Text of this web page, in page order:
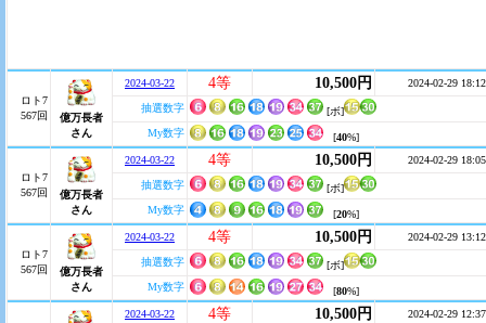
ロト7
567回
億万長者
さん
2024-03-22 4等 10,500円 2024-02-29 18:12
抽選数字
[ボ]
My数字
[40%]
ロト7
567回
億万長者
さん
2024-03-22 4等 10,500円 2024-02-29 18:05
抽選数字
[ボ]
My数字
[20%]
ロト7
567回
億万長者
さん
2024-03-22 4等 10,500円 2024-02-29 13:12
抽選数字
[ボ]
My数字
[80%]
2024-03-22 4等 10,500円 2024-02-29 12:37